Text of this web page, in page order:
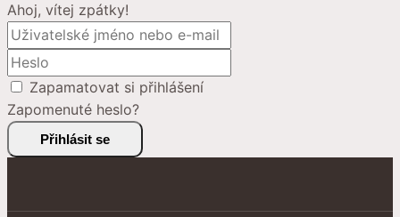
Ahoj, vítej zpátky!
Zapamatovat si přihlášení
Zapomenuté heslo?
Přihlásit se